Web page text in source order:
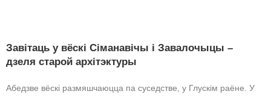
Завітаць у вёскі Сіманавічы і Завалочыцы –
дзеля старой архітэктуры
Абедзве вёскі размяшчаюцца па суседстве, у Глускім раёне. У